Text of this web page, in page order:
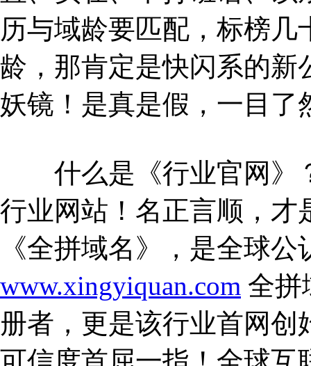
历与域龄要匹配，标榜
龄，那肯定是快闪系的新
妖镜！是真是假，一目了
什么是《行业官网》
行业网站！名正言顺，才
《全拼域名》，是全球
www.xingyiquan.com 全拼
册者，更是该行业首网